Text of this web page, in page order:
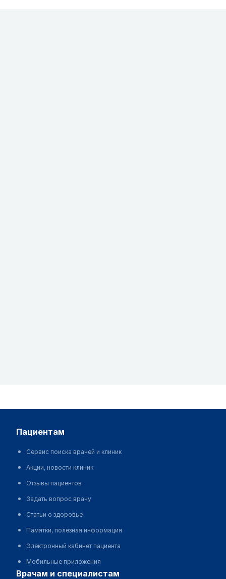
пациентам
Сервис поиска врачей и клиник
Акции, новости клиник
Отзывы пациентов
Задать вопрос врачу
Статьи о здоровье
Памятки, полезная информация
Электронный кабинет пациента
Мобильные приложения
врачам и специалистам